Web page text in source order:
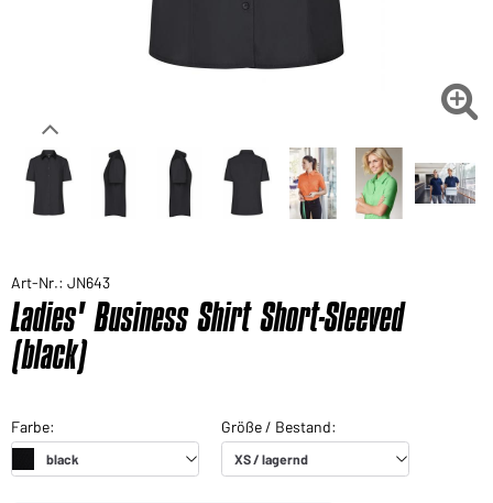

Art-Nr.: JN643
Ladies' Business Shirt Short-Sleeved
(black)